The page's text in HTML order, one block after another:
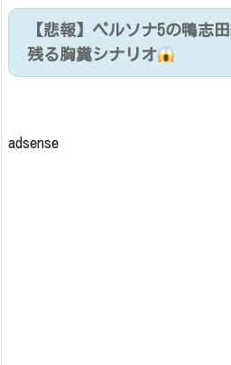
【悲報】ペルソナ5の鴨志
残る胸糞シナリオ
adsense